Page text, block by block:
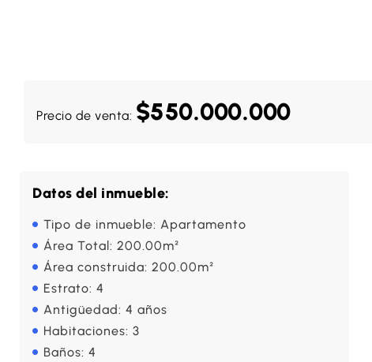
Precio de venta: $550.000.000
Datos del inmueble:
Tipo de inmueble: Apartamento
Área Total: 200.00m²
Área construida: 200.00m²
Estrato: 4
Antigüedad: 4 años
Habitaciones: 3
Baños: 4